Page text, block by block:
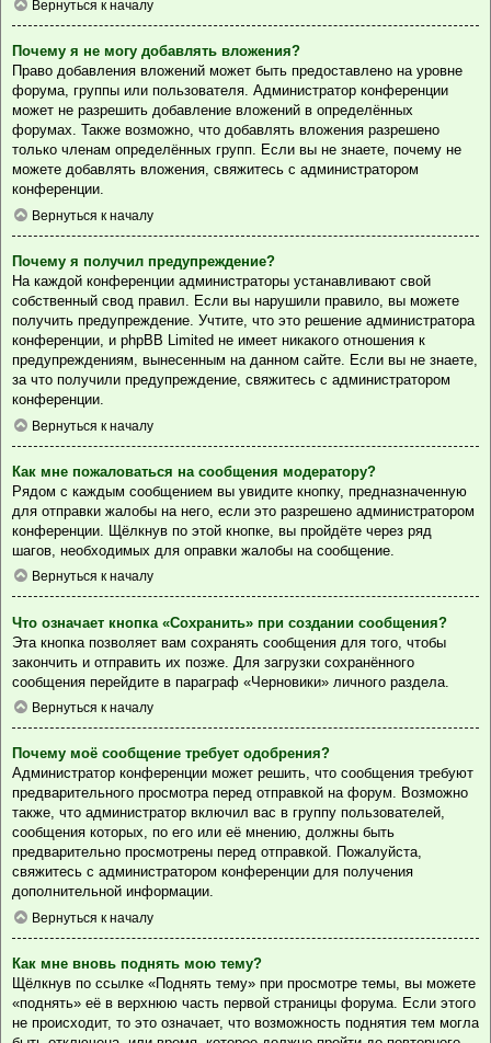
Вернуться к началу
Почему я не могу добавлять вложения?
Право добавления вложений может быть предоставлено на уровне
форума, группы или пользователя. Администратор конференции
может не разрешить добавление вложений в определённых
форумах. Также возможно, что добавлять вложения разрешено
только членам определённых групп. Если вы не знаете, почему не
можете добавлять вложения, свяжитесь с администратором
конференции.
Вернуться к началу
Почему я получил предупреждение?
На каждой конференции администраторы устанавливают свой
собственный свод правил. Если вы нарушили правило, вы можете
получить предупреждение. Учтите, что это решение администратора
конференции, и phpBB Limited не имеет никакого отношения к
предупреждениям, вынесенным на данном сайте. Если вы не знаете,
за что получили предупреждение, свяжитесь с администратором
конференции.
Вернуться к началу
Как мне пожаловаться на сообщения модератору?
Рядом с каждым сообщением вы увидите кнопку, предназначенную
для отправки жалобы на него, если это разрешено администратором
конференции. Щёлкнув по этой кнопке, вы пройдёте через ряд
шагов, необходимых для оправки жалобы на сообщение.
Вернуться к началу
Что означает кнопка «Сохранить» при создании сообщения?
Эта кнопка позволяет вам сохранять сообщения для того, чтобы
закончить и отправить их позже. Для загрузки сохранённого
сообщения перейдите в параграф «Черновики» личного раздела.
Вернуться к началу
Почему моё сообщение требует одобрения?
Администратор конференции может решить, что сообщения требуют
предварительного просмотра перед отправкой на форум. Возможно
также, что администратор включил вас в группу пользователей,
сообщения которых, по его или её мнению, должны быть
предварительно просмотрены перед отправкой. Пожалуйста,
свяжитесь с администратором конференции для получения
дополнительной информации.
Вернуться к началу
Как мне вновь поднять мою тему?
Щёлкнув по ссылке «Поднять тему» при просмотре темы, вы можете
«поднять» её в верхнюю часть первой страницы форума. Если этого
не происходит, то это означает, что возможность поднятия тем могла